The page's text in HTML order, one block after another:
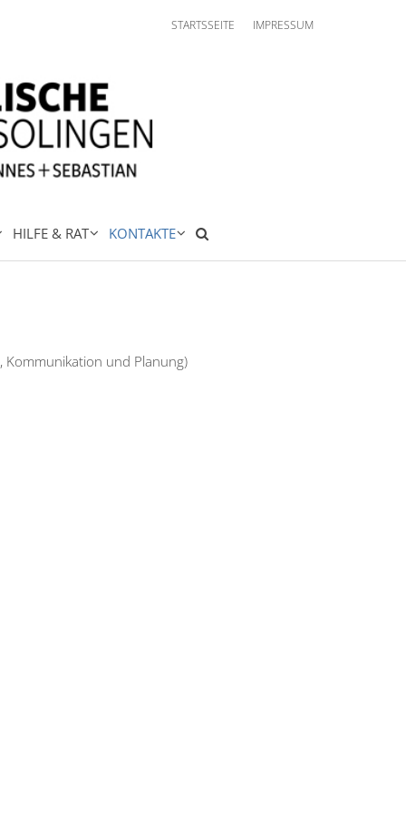
STARTSSEITE IMPRESSUM
HILFE & RAT KONTAKTE
Kommunikation und Planung)